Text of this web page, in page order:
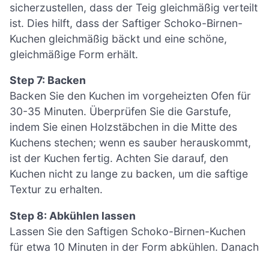
sicherzustellen, dass der Teig gleichmäßig verteilt
ist. Dies hilft, dass der Saftiger Schoko-Birnen-
Kuchen gleichmäßig bäckt und eine schöne,
gleichmäßige Form erhält.
Step 7: Backen
Backen Sie den Kuchen im vorgeheizten Ofen für
30-35 Minuten. Überprüfen Sie die Garstufe,
indem Sie einen Holzstäbchen in die Mitte des
Kuchens stechen; wenn es sauber herauskommt,
ist der Kuchen fertig. Achten Sie darauf, den
Kuchen nicht zu lange zu backen, um die saftige
Textur zu erhalten.
Step 8: Abkühlen lassen
Lassen Sie den Saftigen Schoko-Birnen-Kuchen
für etwa 10 Minuten in der Form abkühlen. Danach